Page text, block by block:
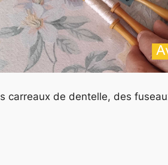
carreaux de dentelle, des